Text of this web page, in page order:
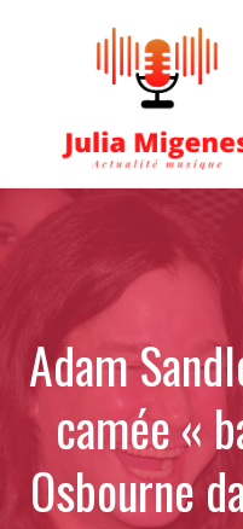
Adam
camée «
Osbourne